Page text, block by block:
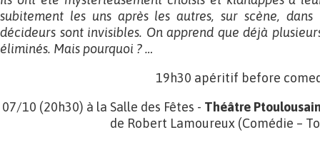
subitement les uns après les autres, sur scène,
décideurs sont invisibles. On apprend que déjà
éliminés. Mais pourquoi ? …
19h30 apéritif before
07/10 (20h30) à la Salle des Fêtes - Théâtre
de Robert Lamoureux (Comédie –